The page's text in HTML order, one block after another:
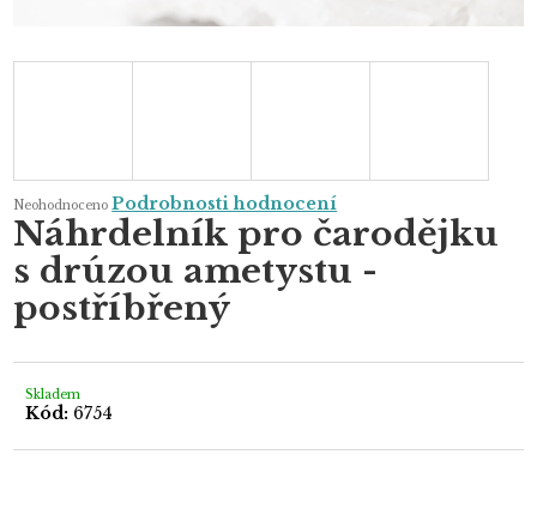
Průměrné
hodnocení
produktu
je
0,0
z
hvězdiček.
Neohodnoceno Podrobnosti hodnocení
Náhrdelník pro čarodějku
s drúzou ametystu -
postříbřený
Skladem
Kód: 6754